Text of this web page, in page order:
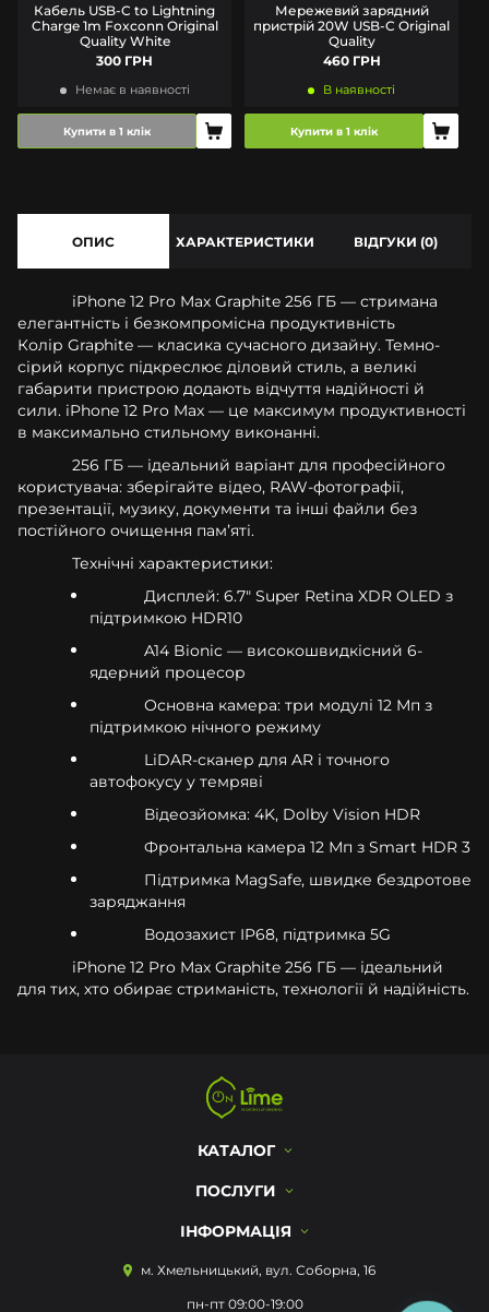
Кабель USB-C to Lightning
Charge 1m Foxconn Original
Quality White
300 ГРН
Немає в наявності
Купити в 1 клік
Мережевий зарядний
пристрій 20W USB-C Original
Quality
460 ГРН
В наявності
Купити в 1 клік
ОПИС ХАРАКТЕРИСТИКИ ВІДГУКИ (0)
iPhone 12 Pro Max Graphite 256 ГБ — стримана
елегантність і безкомпромісна продуктивність
Колір Graphite — класика сучасного дизайну. Темно-
сірий корпус підкреслює діловий стиль, а великі
габарити пристрою додають відчуття надійності й
сили. iPhone 12 Pro Max — це максимум продуктивності
в максимально стильному виконанні.
256 ГБ — ідеальний варіант для професійного
користувача: зберігайте відео, RAW-фотографії,
презентації, музику, документи та інші файли без
постійного очищення памʼяті.
Технічні характеристики:
Дисплей: 6.7" Super Retina XDR OLED з
підтримкою HDR10
A14 Bionic — високошвидкісний 6-
ядерний процесор
Основна камера: три модулі 12 Мп з
підтримкою нічного режиму
LiDAR-сканер для AR і точного
автофокусу у темряві
Відеозйомка: 4K, Dolby Vision HDR
Фронтальна камера 12 Мп з Smart HDR 3
Підтримка MagSafe, швидке бездротове
заряджання
Водозахист IP68, підтримка 5G
iPhone 12 Pro Max Graphite 256 ГБ — ідеальний
для тих, хто обирає стриманість, технології й надійність.
КАТАЛОГ
ПОСЛУГИ
ІНФОРМАЦІЯ
м. Хмельницький, вул. Соборна, 16
пн-пт 09:00-19:00